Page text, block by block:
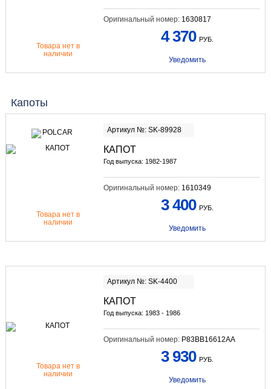
Оригинальный номер: 1630817
Товара нет в
наличии
4 370 РУБ.
Уведомить
Капоты
Артикул №: SK-89928
КАПОТ
Год выпуска: 1982-1987
Оригинальный номер: 1610349
Товара нет в
наличии
3 400 РУБ.
Уведомить
Артикул №: SK-4400
КАПОТ
Год выпуска: 1983 - 1986
Оригинальный номер: P83BB16612AA
Товара нет в
наличии
3 930 РУБ.
Уведомить